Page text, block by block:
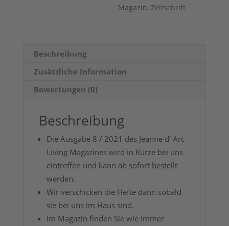
Magazin,Zeitschrift
Beschreibung
Zusätzliche Information
Bewertungen (0)
Beschreibung
Die Ausgabe 8 / 2021 des Jeanne d’ Arc
Living Magazines wird in Kürze bei uns
eintreffen und kann ab sofort bestellt
werden.
Wir verschicken die Hefte dann sobald
sie bei uns im Haus sind.
Im Magazin finden Sie wie immer